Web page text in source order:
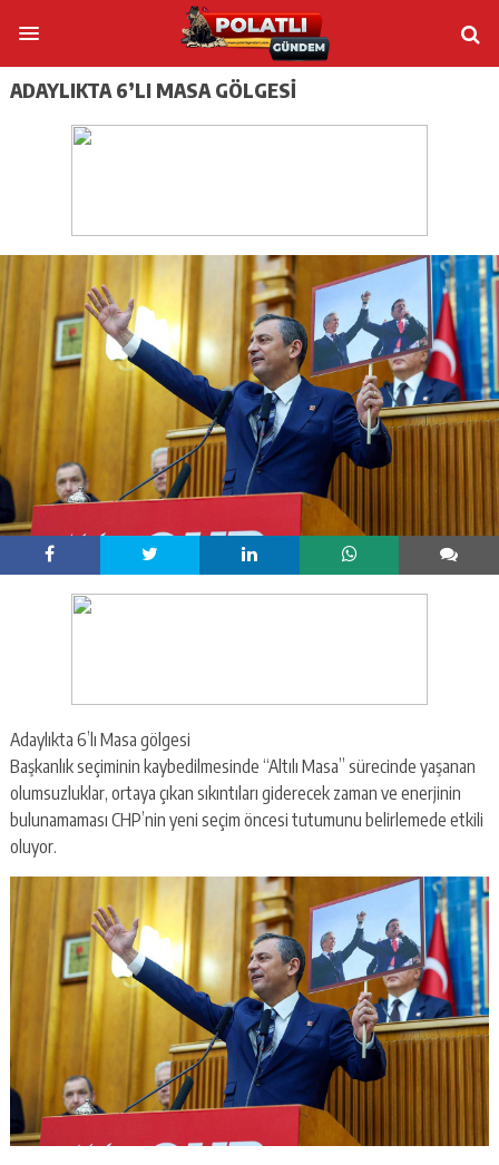
ADAYLIKTA 6’LI MASA GÖLGESI
Adaylıkta 6’lı Masa gölgesi
Başkanlık seçiminin kaybedilmesinde “Altılı Masa” sürecinde yaşanan
olumsuzluklar, ortaya çıkan sıkıntıları giderecek zaman ve enerjinin
bulunamaması CHP’nin yeni seçim öncesi tutumunu belirlemede etkili
oluyor.